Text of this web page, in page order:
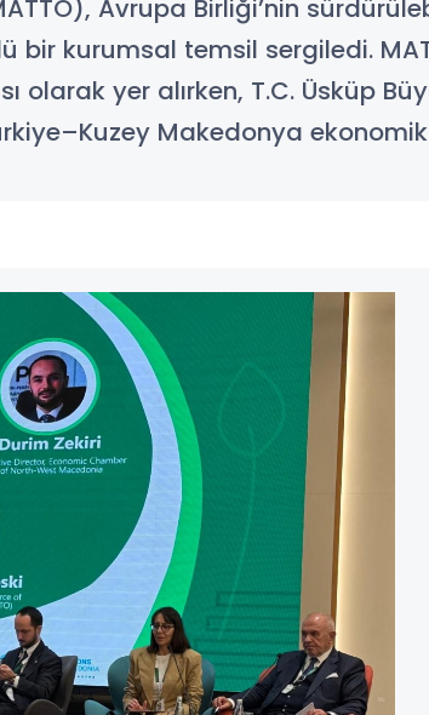
Avrupa Birliği’nin
bir kurumsal temsil sergiledi.
olarak yer alırken, T.C. Üsküp
Makedonya